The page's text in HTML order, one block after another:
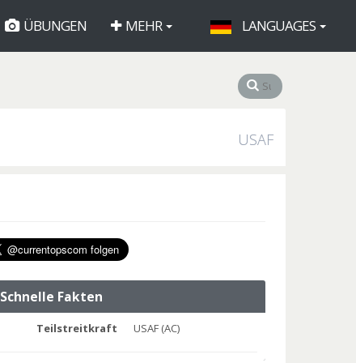
ÜBUNGEN MEHR LANGUAGES
USAF
Schnelle Fakten
Teilstreitkraft USAF (AC)